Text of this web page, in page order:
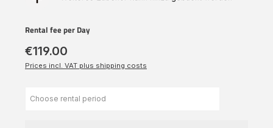
Rental fee per Day
€119.00
Prices incl. VAT plus shipping costs